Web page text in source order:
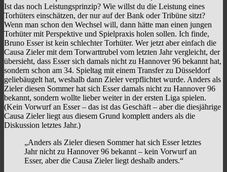
Ist das noch Leistungsprinzip? Wie willst du die Leistung eines
Torhüters einschätzen, der nur auf der Bank oder Tribüne sitzt?
Wenn man schon den Wechsel will, dann hätte man einen jungen
Torhüter mit Perspektive und Spielpraxis holen sollen. Ich finde,
Bruno Esser ist kein schlechter Torhüter. Wer jetzt aber einfach die
Causa Zieler mit dem Torwarttrubel vom letzten Jahr vergleicht, der
übersieht, dass Esser sich damals nicht zu Hannover 96 bekannt hat,
sondern schon am 34. Spieltag mit einem Transfer zu Düsseldorf
geliebäugelt hat, weshalb dann Zieler verpflichtet wurde. Anders als
Zieler diesen Sommer hat sich Esser damals nicht zu Hannover 96
bekannt, sondern wollte lieber weiter in der ersten Liga spielen.
(Kein Vorwurf an Esser – das ist das Geschäft – aber die diesjährige
Causa Zieler liegt aus diesem Grund komplett anders als die
Diskussion letztes Jahr.)
„Anders als Zieler diesen Sommer hat sich Esser letztes
Jahr nicht zu Hannover 96 bekannt – kein Vorwurf an
Esser, aber die Causa Zieler liegt deshalb anders.“